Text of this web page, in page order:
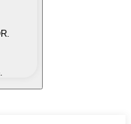
moeda fiduciária
outra